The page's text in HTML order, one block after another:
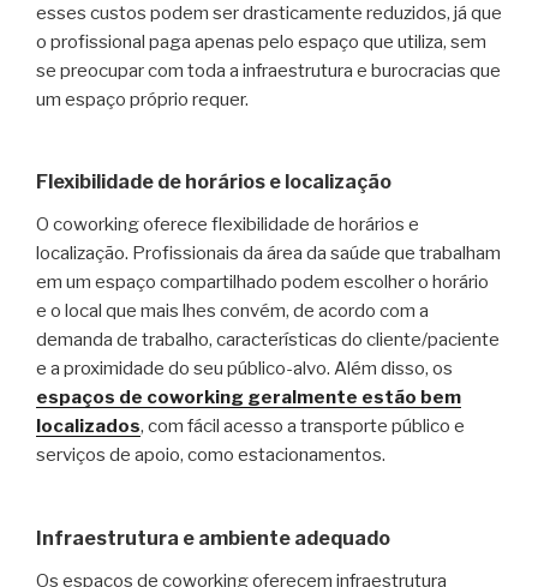
esses custos podem ser drasticamente reduzidos, já que
o profissional paga apenas pelo espaço que utiliza, sem
se preocupar com toda a infraestrutura e burocracias que
um espaço próprio requer.
Flexibilidade de horários e localização
O coworking oferece flexibilidade de horários e
localização. Profissionais da área da saúde que trabalham
em um espaço compartilhado podem escolher o horário
e o local que mais lhes convém, de acordo com a
demanda de trabalho, características do cliente/paciente
e a proximidade do seu público-alvo. Além disso, os
espaços de coworking geralmente estão bem
localizados, com fácil acesso a transporte público e
serviços de apoio, como estacionamentos.
Infraestrutura e ambiente adequado
Os espaços de coworking oferecem infraestrutura